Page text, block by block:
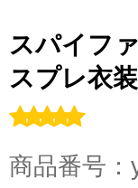
スパイフ
スプレ衣
商品番号